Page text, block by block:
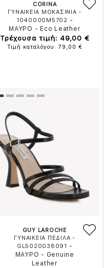
CORINA
ΓΥΝΑΙΚΕΙΑ ΜΟΚΑΣΙΝΙΑ -
1040000M5702 -
ΜΑΥΡΟ - Eco Leather
Τρέχουσα τιμή: 49,00 €
Τιμή καταλόγου: 79,00 €
GUY LAROCHE
ΓΥΝΑΙΚΕΙΑ ΠΕΔΙΛΑ -
GL5020038091 -
ΜΑΥΡΟ - Genuine
Leather